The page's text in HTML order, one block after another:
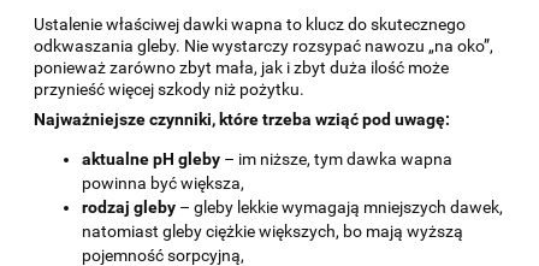
Ustalenie właściwej dawki wapna to klucz do skutecznego
odkwaszania gleby. Nie wystarczy rozsypać nawozu „na oko”,
ponieważ zarówno zbyt mała, jak i zbyt duża ilość może
przynieść więcej szkody niż pożytku.
Najważniejsze czynniki, które trzeba wziąć pod uwagę:
aktualne pH gleby – im niższe, tym dawka wapna
powinna być większa,
rodzaj gleby – gleby lekkie wymagają mniejszych dawek,
natomiast gleby ciężkie większych, bo mają wyższą
pojemność sorpcyjną,